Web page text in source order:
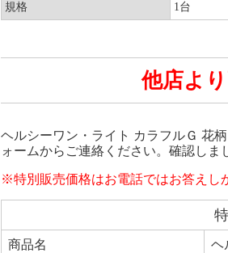
規格 1台
他店よ
ヘルシーワン・ライト カラフルＧ 花
ォームからご連絡ください。確認しま
※特別販売価格はお電話ではお答えし
商品名 ヘ